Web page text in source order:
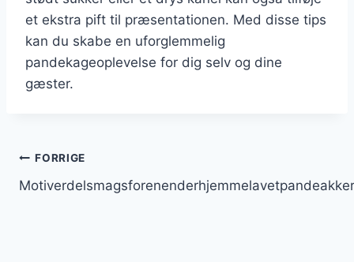
et ekstra pift til præsentationen. Med disse tips
kan du skabe en uforglemmelig
pandekageoplevelse for dig selv og dine
gæster.
Indlægsnavigation
FORRIGE
Motiverdelsmagsforenenderhjemmelavetpandeakker